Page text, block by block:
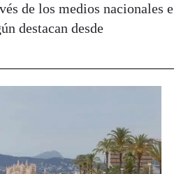
de los medios nacionales e
destacan desde